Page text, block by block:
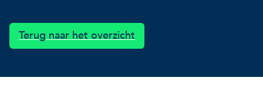
Ontdek hoe we jou helpen
Impact voor jouw
Alles over onderzoek
Onderzoeksfocus
Terug naar het overzicht